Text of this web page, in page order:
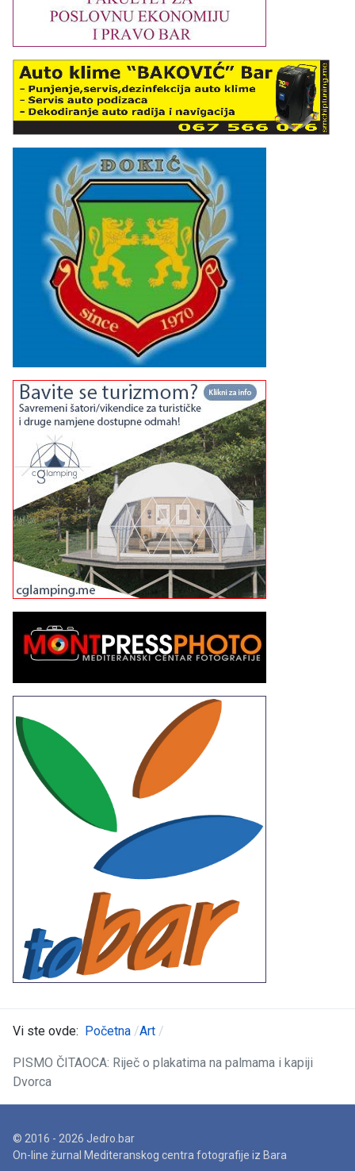
Vi ste ovde: Početna Art
PISMO ČITAOCA: Riječ o plakatima na palmama i kapiji
Dvorca
© 2016 - 2026 Jedro.bar
On-line žurnal Mediteranskog centra fotografije iz Bara